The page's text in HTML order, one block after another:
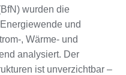
wurden die
und
, Wärme- und
analysiert. Der
ist unverzichtbar –